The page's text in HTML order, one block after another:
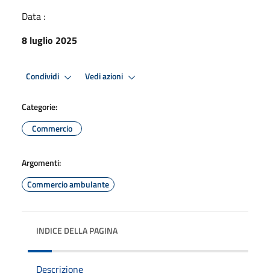
Data :
8 luglio 2025
Condividi Vedi azioni
Categorie:
Commercio
Argomenti:
Commercio ambulante
INDICE DELLA PAGINA
Descrizione